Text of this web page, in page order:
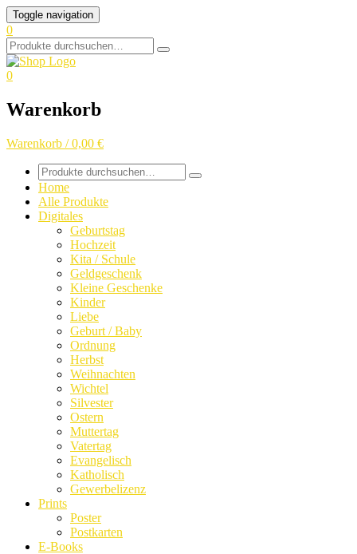
Skip
to
content
Toggle navigation
0
Search
for:
0
Warenkorb
Warenkorb / 0,00 €
Search
for:
Home
Alle Produkte
Digitales
Geburtstag
Hochzeit
Kita / Schule
Geldgeschenk
Kleine Geschenke
Kinder
Liebe
Geburt / Baby
Ordnung
Herbst
Weihnachten
Wichtel
Silvester
Ostern
Muttertag
Vatertag
Evangelisch
Katholisch
Gewerbelizenz
Prints
Poster
Postkarten
E-Books